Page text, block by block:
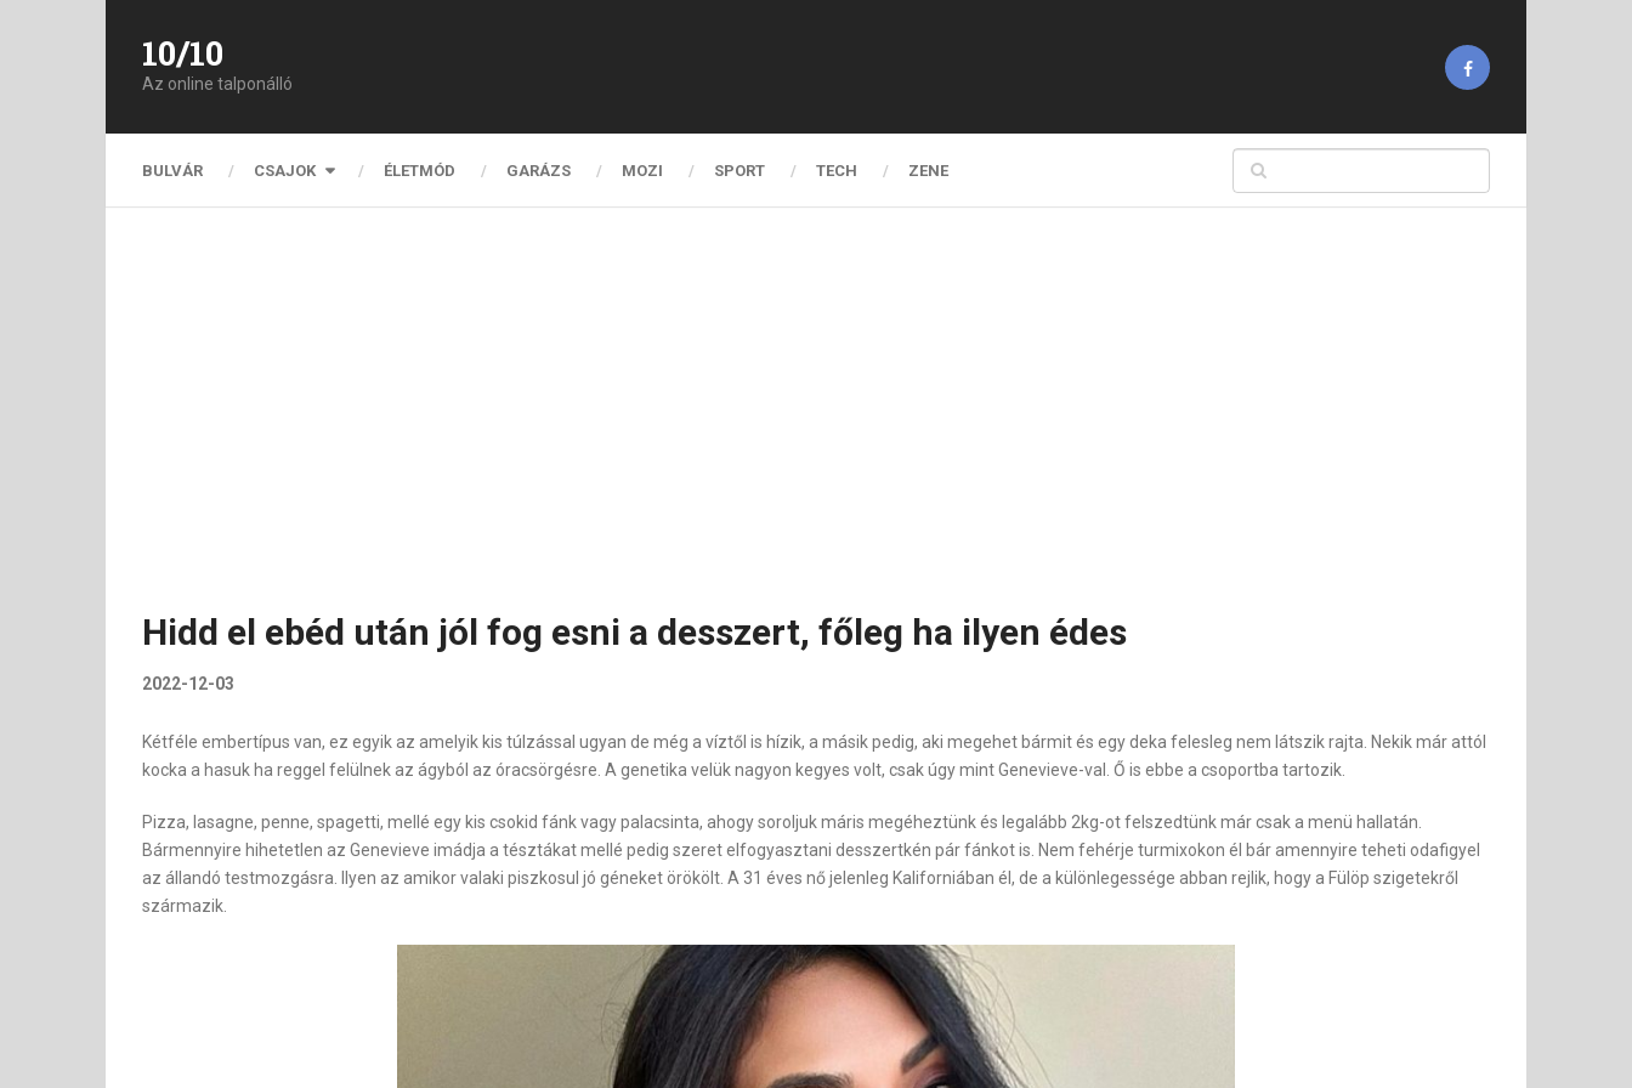
10/10
Az online talponálló
BULVÁR CSAJOK ÉLETMÓD GARÁZS MOZI SPORT TECH ZENE
Hidd el ebéd után jól fog esni a desszert, főleg ha ilyen édes
2022-12-03
Kétféle embertípus van, ez egyik az amelyik kis túlzással ugyan de még a víztől is hízik, a másik pedig, aki megehet bármit és egy deka felesleg nem látszik rajta. Nekik már attól
kocka a hasuk ha reggel felülnek az ágyból az óracsörgésre. A genetika velük nagyon kegyes volt, csak úgy mint Genevieve-val. Ő is ebbe a csoportba tartozik.
Pizza, lasagne, penne, spagetti, mellé egy kis csokid fánk vagy palacsinta, ahogy soroljuk máris megéheztünk és legalább 2kg-ot felszedtünk már csak a menü hallatán.
Bármennyire hihetetlen az Genevieve imádja a tésztákat mellé pedig szeret elfogyasztani desszertkén pár fánkot is. Nem fehérje turmixokon él bár amennyire teheti odafigyel
az állandó testmozgásra. Ilyen az amikor valaki piszkosul jó géneket örökölt. A 31 éves nő jelenleg Kaliforniában él, de a különlegessége abban rejlik, hogy a Fülöp szigetekről
származik.